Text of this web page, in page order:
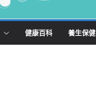
健康百科 養生保健